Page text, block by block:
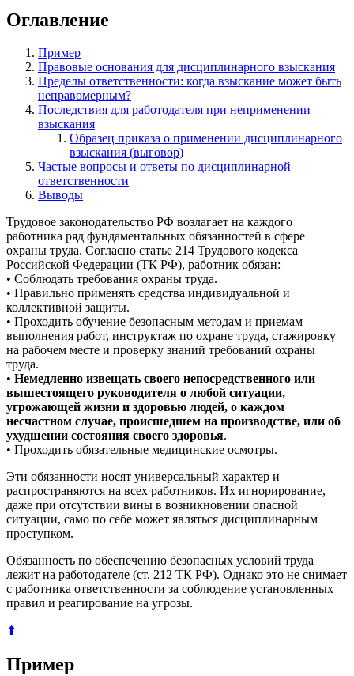
Оглавление
Пример
Правовые основания для дисциплинарного взыскания
Пределы ответственности: когда взыскание может быть
неправомерным?
Последствия для работодателя при неприменении
взыскания
Образец приказа о применении дисциплинарного
взыскания (выговор)
Частые вопросы и ответы по дисциплинарной
ответственности
Выводы
Трудовое законодательство РФ возлагает на каждого
работника ряд фундаментальных обязанностей в сфере
охраны труда. Согласно статье 214 Трудового кодекса
Российской Федерации (ТК РФ), работник обязан:
• Соблюдать требования охраны труда.
• Правильно применять средства индивидуальной и
коллективной защиты.
• Проходить обучение безопасным методам и приемам
выполнения работ, инструктаж по охране труда, стажировку
на рабочем месте и проверку знаний требований охраны
труда.
• Немедленно извещать своего непосредственного или
вышестоящего руководителя о любой ситуации,
угрожающей жизни и здоровью людей, о каждом
несчастном случае, происшедшем на производстве, или об
ухудшении состояния своего здоровья.
• Проходить обязательные медицинские осмотры.
Эти обязанности носят универсальный характер и
распространяются на всех работников. Их игнорирование,
даже при отсутствии вины в возникновении опасной
ситуации, само по себе может являться дисциплинарным
проступком.
Обязанность по обеспечению безопасных условий труда
лежит на работодателе (ст. 212 ТК РФ). Однако это не снимает
с работника ответственности за соблюдение установленных
правил и реагирование на угрозы.
⬆
Пример